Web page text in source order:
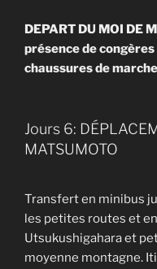
DEPART DU MOI DE
présence de
chaussures de
Jours 6:
MATSUMOTO
Transfert en minibus
les petites routes et
Utsukushigahara et
moyenne montagne.